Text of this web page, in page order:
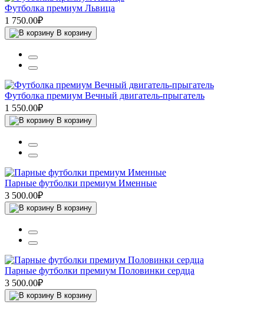
Футболка премиум Львица
1 750.00₽
В корзину
Футболка премиум Вечный двигатель-прыгатель
1 550.00₽
В корзину
Парные футболки премиум Именные
3 500.00₽
В корзину
Парные футболки премиум Половинки сердца
3 500.00₽
В корзину